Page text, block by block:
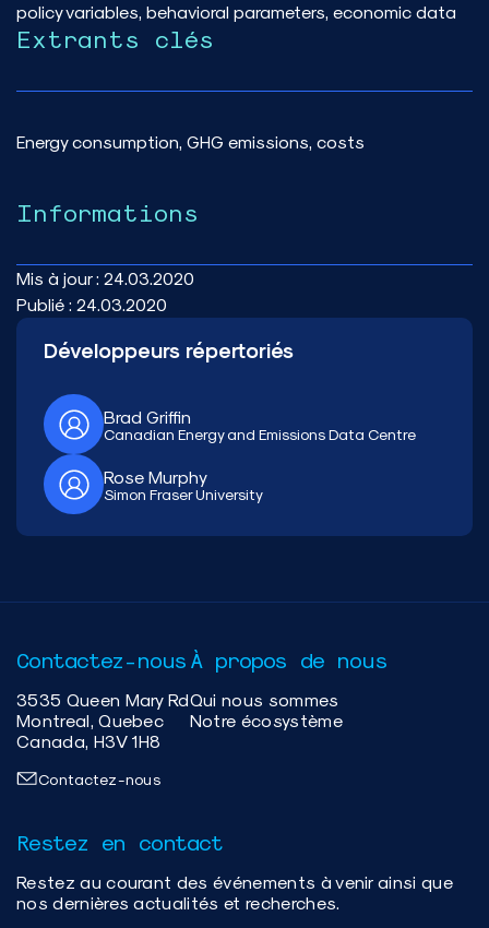
policy variables, behavioral parameters, economic data
Extrants clés
Energy consumption, GHG emissions, costs
Informations
Mis à jour : 24.03.2020
Publié : 24.03.2020
Développeurs répertoriés
Brad Griffin
Canadian Energy and Emissions Data Centre
Rose Murphy
Simon Fraser University
Contactez-nous
3535 Queen Mary Rd
Montreal, Quebec
Canada, H3V 1H8
Contactez-nous
À propos de nous
Qui nous sommes
Notre écosystème
Restez en contact
Restez au courant des événements à venir ainsi que
nos dernières actualités et recherches.